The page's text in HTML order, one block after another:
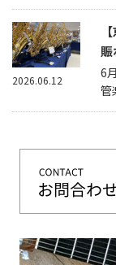
6
管
2026.06.12